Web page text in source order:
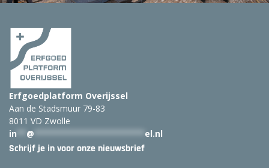
Erfgoedplatform Overijssel
Aan de Stadsmuur 79-83
8011 VD Zwolle
in
@ el.nl
Schrijf je in voor onze nieuwsbrief